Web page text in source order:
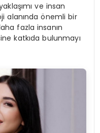
ve insan
alanında önemli bir
fazla insanın
katkıda bulunmayı